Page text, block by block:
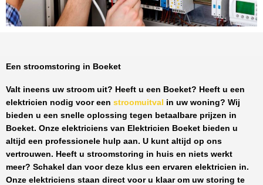
Een stroomstoring in Boeket
Valt ineens uw stroom uit? Heeft u een Boeket? Heeft u een
elektricien nodig voor een stroomuitval in uw woning? Wij
bieden u een snelle oplossing tegen betaalbare prijzen in
Boeket. Onze elektriciens van Elektricien Boeket bieden u
altijd een professionele hulp aan. U kunt altijd op ons
vertrouwen. Heeft u stroomstoring in huis en niets werkt
meer? Schakel dan voor deze klus een ervaren elektricien in.
Onze elektriciens staan direct voor u klaar om uw storing te